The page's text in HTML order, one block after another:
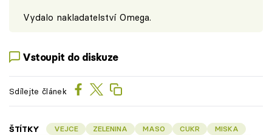
Vydalo nakladatelství Omega.
Vstoupit do diskuze
Sdílejte článek
ŠTÍTKY VEJCE ZELENINA MASO CUKR
MISKA